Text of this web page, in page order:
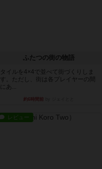
ふたつの街の物語
タイルを4×4で並べて街づくりしま
す。ただし、街は各プレイヤーの間
にあ...
約6時間前
レビュー